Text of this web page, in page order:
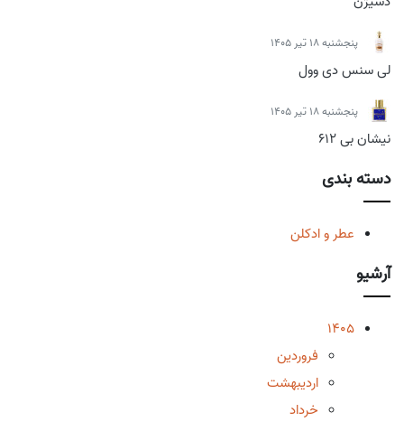
پنجشنبه 18 تیر 1405
لی سنس دی وول
پنجشنبه 18 تیر 1405
نیشان بی 612
دسته بندی
عطر و ادکلن
آرشیو
1405
فروردین
اردیبهشت
خرداد